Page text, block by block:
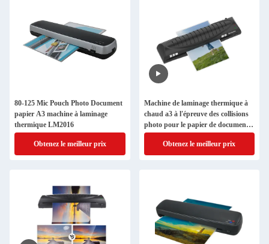
80-125 Mic Pouch Photo Document
papier A3 machine à laminage
thermique LM2016
Obtenez le meilleur prix
Machine de laminage thermique à
chaud a3 à l'épreuve des collisions
photo pour le papier de documents
LM2017
Obtenez le meilleur prix